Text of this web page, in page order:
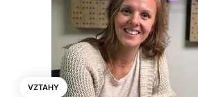
VZTAHY